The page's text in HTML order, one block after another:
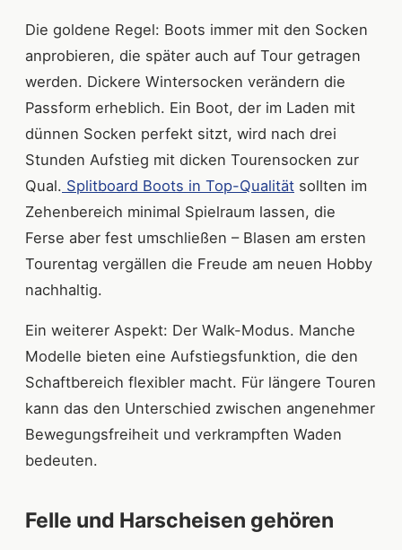
Die goldene Regel: Boots immer mit den Socken
anprobieren, die später auch auf Tour getragen
werden. Dickere Wintersocken verändern die
Passform erheblich. Ein Boot, der im Laden mit
dünnen Socken perfekt sitzt, wird nach drei
Stunden Aufstieg mit dicken Tourensocken zur
Qual. Splitboard Boots in Top-Qualität sollten im
Zehenbereich minimal Spielraum lassen, die
Ferse aber fest umschließen – Blasen am ersten
Tourentag vergällen die Freude am neuen Hobby
nachhaltig.
Ein weiterer Aspekt: Der Walk-Modus. Manche
Modelle bieten eine Aufstiegsfunktion, die den
Schaftbereich flexibler macht. Für längere Touren
kann das den Unterschied zwischen angenehmer
Bewegungsfreiheit und verkrampften Waden
bedeuten.
Felle und Harscheisen gehören